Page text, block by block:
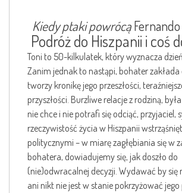
Kiedy ptaki powrócą
Podróż do Hiszpanii i coś
Toni to 50-kilkulatek, który wyznacza
Zanim jednak to nastąpi, bohater
tworzy kronikę jego przeszłości,
przyszłości. Burzliwe relacje z rodziną,
nie chce i nie potrafi się odciąć, przyjaciel,
rzeczywistość życia w Hiszpanii
politycznymi – w miarę zagłębiania się w
bohatera, dowiadujemy się, jak doszło do
(nie)odwracalnej decyzji. Wydawać by się
ani nikt nie jest w stanie pokrzyżować